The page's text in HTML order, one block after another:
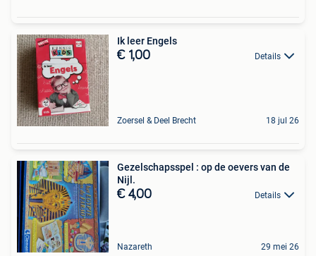
Ik leer Engels
€ 1,00 Details
Zoersel & Deel Brecht 18 jul 26
Gezelschapsspel : op de oevers van de
Nijl.
€ 4,00 Details
Nazareth 29 mei 26